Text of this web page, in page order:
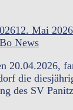
12. Mai 2026
News
20.04.2026,
die
des SV